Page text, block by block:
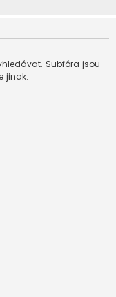
Subfóra jsou
jinak.